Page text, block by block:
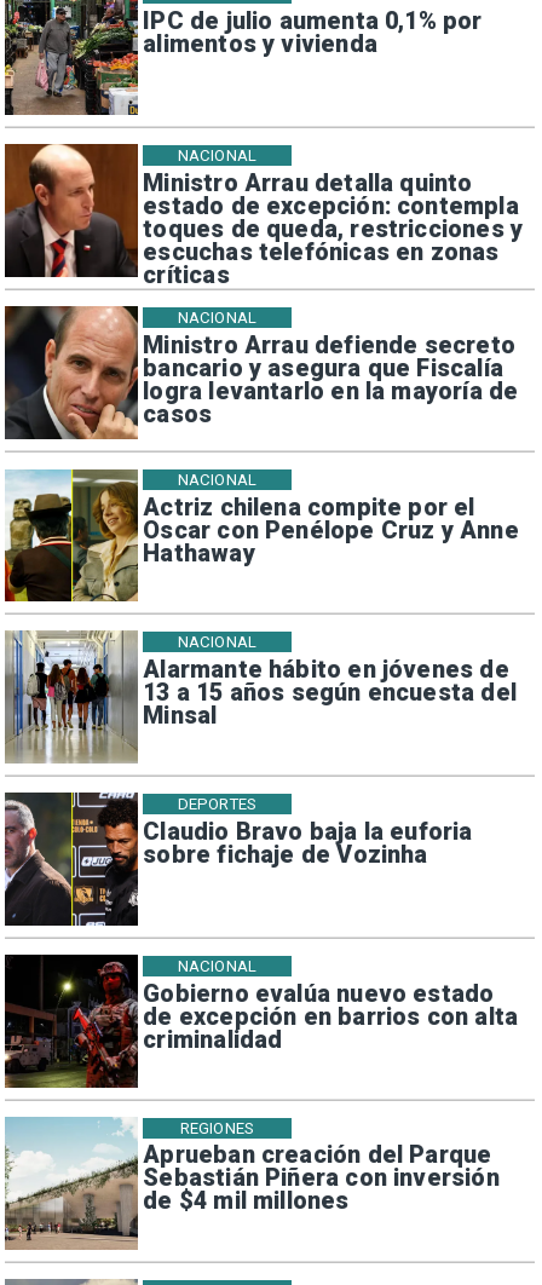
IPC de julio aumenta 0,1% por
alimentos y vivienda
Ministro Arrau detalla quinto
estado de excepción: contempla
toques de queda, restricciones y
escuchas telefónicas en zonas
críticas
NACIONAL
Ministro Arrau defiende secreto
bancario y asegura que Fiscalía
logra levantarlo en la mayoría de
casos
NACIONAL
Actriz chilena compite por el
Oscar con Penélope Cruz y Anne
Hathaway
NACIONAL
Alarmante hábito en jóvenes de
13 a 15 años según encuesta del
Minsal
NACIONAL
Claudio Bravo baja la euforia
sobre fichaje de Vozinha
DEPORTES
Gobierno evalúa nuevo estado
de excepción en barrios con alta
criminalidad
NACIONAL
Aprueban creación del Parque
Sebastián Piñera con inversión
de $4 mil millones
REGIONES